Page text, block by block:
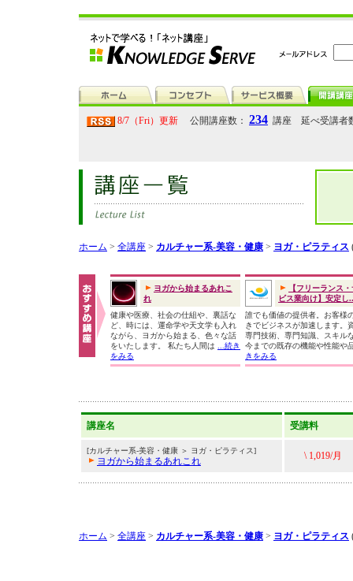
8/7（Fri）更新 公開講座数： 234 講座 延べ受講者
ホーム > 全講座 > カルチャー系-美容・健康 > ヨガ・ピラティス
ヨガから始まるあれこ
れ
健康や医療、社会の仕組や、裏話な
ど、時には、運命学や天文学も入れ
ながら、ヨガから始まる、色々な話
をいたします。 私たち人間は
...続き
をみる
【フリーランス
ビス業向け】安定し
誰でも価値の提供者。お客様
きでビジネスが加速します。
専門技術、専門知識、スキル
今までの既存の機能や性能や
きをみる
講座名 受講料
[カルチャー系-美容・健康 ＞ ヨガ・ピラティス]
ヨガから始まるあれこれ \ 1,019/月
ホーム > 全講座 > カルチャー系-美容・健康 > ヨガ・ピラティス